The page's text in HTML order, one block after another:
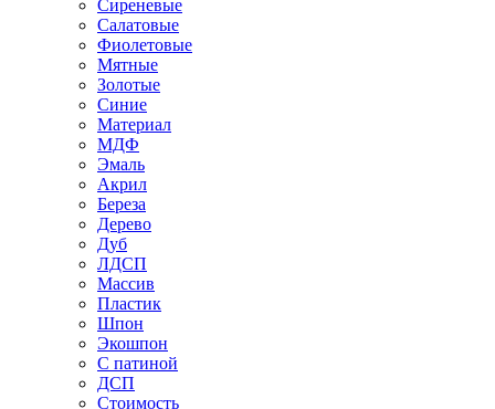
Сиреневые
Салатовые
Фиолетовые
Мятные
Золотые
Синие
Материал
МДФ
Эмаль
Акрил
Береза
Дерево
Дуб
ЛДСП
Массив
Пластик
Шпон
Экошпон
С патиной
ДСП
Стоимость